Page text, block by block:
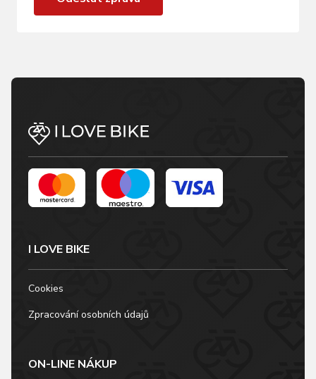
I LOVE BIKE
Cookies
Zpracování osobních údajů
ON-LINE NÁKUP